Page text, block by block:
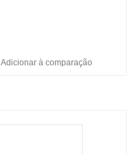
Adicionar à comparação